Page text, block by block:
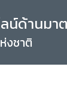
ลน์ด้านม
งชาติ